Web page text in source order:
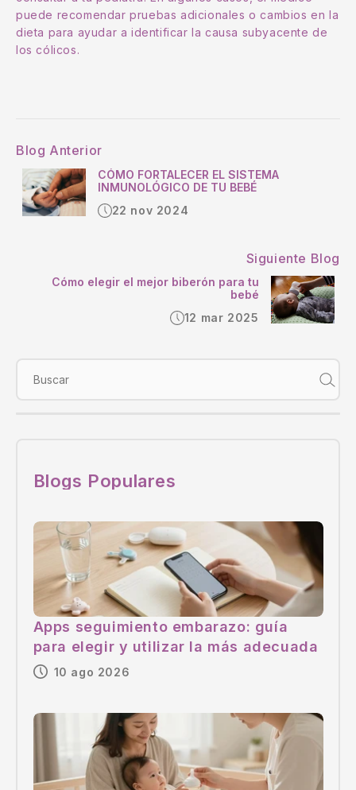
puede recomendar pruebas adicionales o cambios en la
dieta para ayudar a identificar la causa subyacente de
los cólicos.
Blog Anterior
CÓMO FORTALECER EL SISTEMA
INMUNOLÓGICO DE TU BEBÉ
22 nov 2024
Siguiente Blog
Cómo elegir el mejor biberón para tu
bebé
12 mar 2025
Blogs Populares
Apps seguimiento embarazo: guía
para elegir y utilizar la más adecuada
10 ago 2026